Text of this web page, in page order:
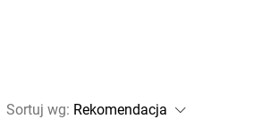
Sortuj wg: